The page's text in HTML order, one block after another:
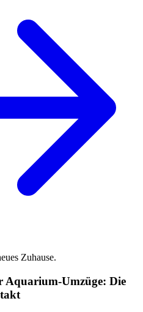
Zuhause.
Aquarium-Umzüge: Die